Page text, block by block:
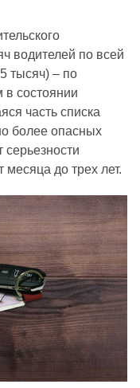
водителей по всей
тысяч) – по
состоянии
часть списка
более опасных
месяца до трех лет.